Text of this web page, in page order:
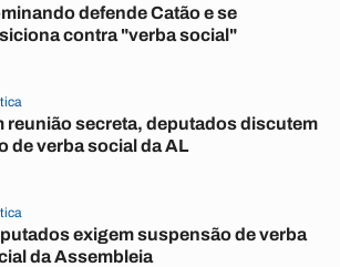
defende Catão e se
contra "verba social"
reunião secreta, deputados discutem
de verba social da AL
exigem suspensão de verba
da Assembleia